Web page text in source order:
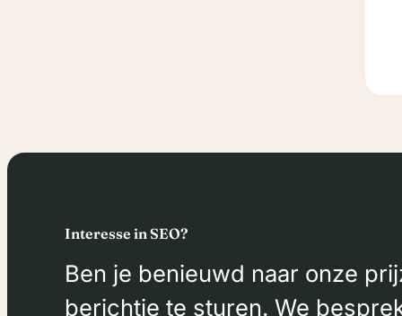
Interesse in SEO?
Ben je benieuwd naar onze
berichtje te sturen. We